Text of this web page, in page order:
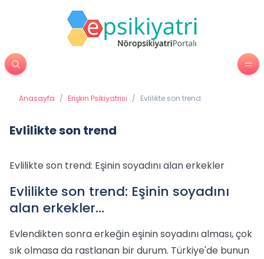
Anasayfa / Erişkin Psikiyatrisi / Evlilikte son trend
Evlilikte son trend
Evlilikte son trend: Eşinin soyadını alan erkekler
Evlilikte son trend: Eşinin soyadını
alan erkekler...
Evlendikten sonra erkeğin eşinin soyadını alması, çok
sık olmasa da rastlanan bir durum. Türkiye'de bunun